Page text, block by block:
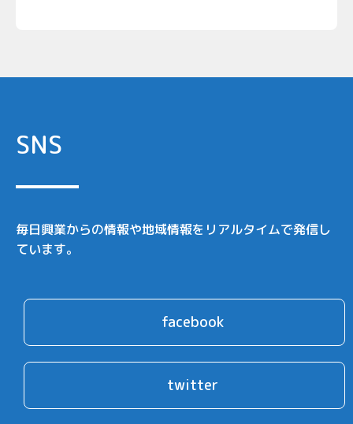
SNS
毎日興業からの情報や地域情報をリアルタイムで発信し
ています。
facebook
twitter